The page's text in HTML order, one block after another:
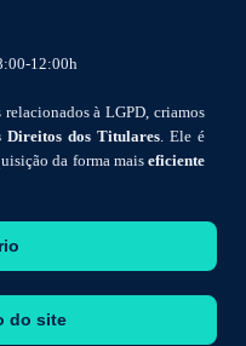
12:00h
à LGPD, criamos
dos Titulares . Ele é
da forma maiseficiente
do site